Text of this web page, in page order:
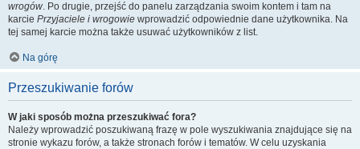
wrogów. Po drugie, przejść do panelu zarządzania swoim kontem i tam na
karcie Przyjaciele i wrogowie wprowadzić odpowiednie dane użytkownika. Na
tej samej karcie można także usuwać użytkowników z list.
Na górę
Przeszukiwanie forów
W jaki sposób można przeszukiwać fora?
Należy wprowadzić poszukiwaną frazę w pole wyszukiwania znajdujące się na
stronie wykazu forów, a także stronach forów i tematów. W celu uzyskania